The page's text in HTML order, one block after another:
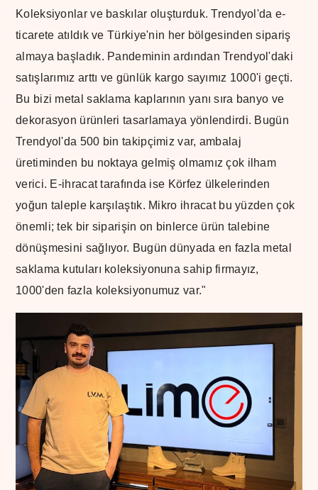
Koleksiyonlar ve baskılar oluşturduk. Trendyol'da e-
ticarete atıldık ve Türkiye'nin her bölgesinden sipariş
almaya başladık. Pandeminin ardından Trendyol'daki
satışlarımız arttı ve günlük kargo sayımız 1000'i geçti.
Bu bizi metal saklama kaplarının yanı sıra banyo ve
dekorasyon ürünleri tasarlamaya yönlendirdi. Bugün
Trendyol'da 500 bin takipçimiz var, ambalaj
üretiminden bu noktaya gelmiş olmamız çok ilham
verici. E-ihracat tarafında ise Körfez ülkelerinden
yoğun taleple karşılaştık. Mikro ihracat bu yüzden çok
önemli; tek bir siparişin on binlerce ürün talebine
dönüşmesini sağlıyor. Bugün dünyada en fazla metal
saklama kutuları koleksiyonuna sahip firmayız,
1000'den fazla koleksiyonumuz var."